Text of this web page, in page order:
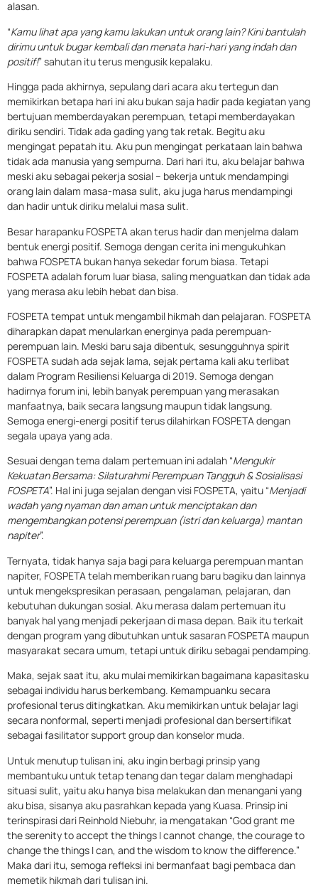
alasan.
“Kamu lihat apa yang kamu lakukan untuk orang lain? Kini bantulah
dirimu untuk bugar kembali dan menata hari-hari yang indah dan
positif!” sahutan itu terus mengusik kepalaku.
Hingga pada akhirnya, sepulang dari acara aku tertegun dan
memikirkan betapa hari ini aku bukan saja hadir pada kegiatan yang
bertujuan memberdayakan perempuan, tetapi memberdayakan
diriku sendiri. Tidak ada gading yang tak retak. Begitu aku
mengingat pepatah itu. Aku pun mengingat perkataan lain bahwa
tidak ada manusia yang sempurna. Dari hari itu, aku belajar bahwa
meski aku sebagai pekerja sosial – bekerja untuk mendampingi
orang lain dalam masa-masa sulit, aku juga harus mendampingi
dan hadir untuk diriku melalui masa sulit.
Besar harapanku FOSPETA akan terus hadir dan menjelma dalam
bentuk energi positif. Semoga dengan cerita ini mengukuhkan
bahwa FOSPETA bukan hanya sekedar forum biasa. Tetapi
FOSPETA adalah forum luar biasa, saling menguatkan dan tidak ada
yang merasa aku lebih hebat dan bisa.
FOSPETA tempat untuk mengambil hikmah dan pelajaran. FOSPETA
diharapkan dapat menularkan energinya pada perempuan-
perempuan lain. Meski baru saja dibentuk, sesungguhnya spirit
FOSPETA sudah ada sejak lama, sejak pertama kali aku terlibat
dalam Program Resiliensi Keluarga di 2019. Semoga dengan
hadirnya forum ini, lebih banyak perempuan yang merasakan
manfaatnya, baik secara langsung maupun tidak langsung.
Semoga energi-energi positif terus dilahirkan FOSPETA dengan
segala upaya yang ada.
Sesuai dengan tema dalam pertemuan ini adalah “Mengukir
Kekuatan Bersama: Silaturahmi Perempuan Tangguh & Sosialisasi
FOSPETA”. Hal ini juga sejalan dengan visi FOSPETA, yaitu “Menjadi
wadah yang nyaman dan aman untuk menciptakan dan
mengembangkan potensi perempuan (istri dan keluarga) mantan
napiter”.
Ternyata, tidak hanya saja bagi para keluarga perempuan mantan
napiter, FOSPETA telah memberikan ruang baru bagiku dan lainnya
untuk mengekspresikan perasaan, pengalaman, pelajaran, dan
kebutuhan dukungan sosial. Aku merasa dalam pertemuan itu
banyak hal yang menjadi pekerjaan di masa depan. Baik itu terkait
dengan program yang dibutuhkan untuk sasaran FOSPETA maupun
masyarakat secara umum, tetapi untuk diriku sebagai pendamping.
Maka, sejak saat itu, aku mulai memikirkan bagaimana kapasitasku
sebagai individu harus berkembang. Kemampuanku secara
profesional terus ditingkatkan. Aku memikirkan untuk belajar lagi
secara nonformal, seperti menjadi profesional dan bersertifikat
sebagai fasilitator support group dan konselor muda.
Untuk menutup tulisan ini, aku ingin berbagi prinsip yang
membantuku untuk tetap tenang dan tegar dalam menghadapi
situasi sulit, yaitu aku hanya bisa melakukan dan menangani yang
aku bisa, sisanya aku pasrahkan kepada yang Kuasa. Prinsip ini
terinspirasi dari Reinhold Niebuhr, ia mengatakan “God grant me
the serenity to accept the things I cannot change, the courage to
change the things I can, and the wisdom to know the difference.”
Maka dari itu, semoga refleksi ini bermanfaat bagi pembaca dan
memetik hikmah dari tulisan ini.